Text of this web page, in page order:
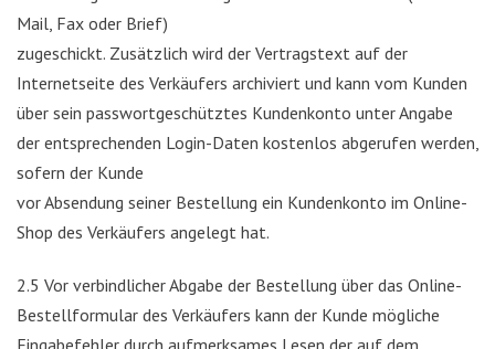
Mail, Fax oder Brief)
zugeschickt. Zusätzlich wird der Vertragstext auf der
Internetseite des Verkäufers archiviert und kann vom Kunden
über sein passwortgeschütztes Kundenkonto unter Angabe
der entsprechenden Login-Daten kostenlos abgerufen werden,
sofern der Kunde
vor Absendung seiner Bestellung ein Kundenkonto im Online-
Shop des Verkäufers angelegt hat.
2.5 Vor verbindlicher Abgabe der Bestellung über das Online-
Bestellformular des Verkäufers kann der Kunde mögliche